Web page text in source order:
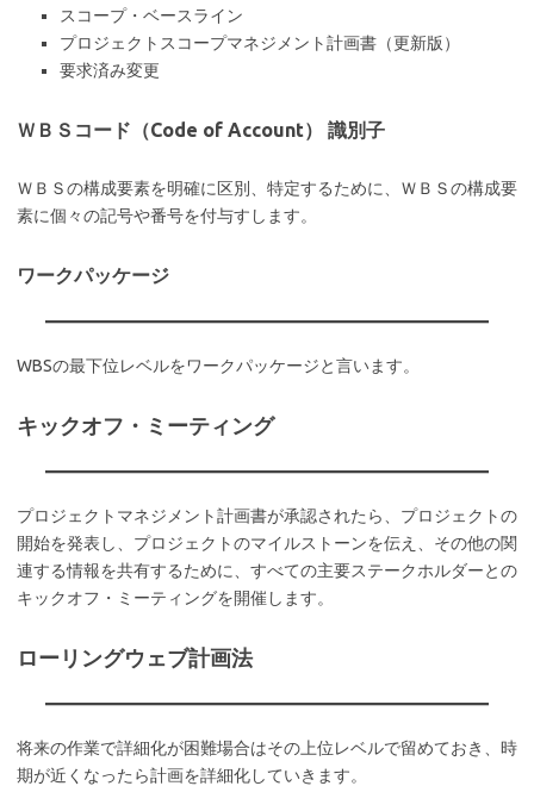
スコープ・ベースライン
プロジェクトスコープマネジメント計画書（更新版）
要求済み変更
ＷＢＳコード（Code of Account） 識別子
ＷＢＳの構成要素を明確に区別、特定するために、ＷＢＳの構成要
素に個々の記号や番号を付与すします。
ワークパッケージ
WBSの最下位レベルをワークパッケージと言います。
キックオフ・ミーティング
プロジェクトマネジメント計画書が承認されたら、プロジェクトの
開始を発表し、プロジェクトのマイルストーンを伝え、その他の関
連する情報を共有するために、すべての主要ステークホルダーとの
キックオフ・ミーティングを開催します。
ローリングウェブ計画法
将来の作業で詳細化が困難場合はその上位レベルで留めておき、時
期が近くなったら計画を詳細化していきます。